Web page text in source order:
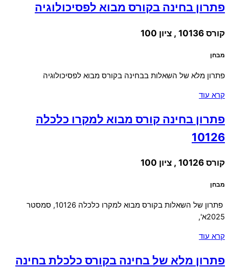
פתרון בחינה בקורס מבוא לפסיכולוגיה
קורס 10136 , ציון 100
מבחן
פתרון מלא של השאלות בבחינה בקורס מבוא לפסיכולוגיה
קרא עוד
פתרון בחינה קורס מבוא למקרו כלכלה
10126
קורס 10126 , ציון 100
מבחן
פתרון של השאלות בקורס מבוא למקרו כלכלה 10126, סמסטר
2025א',
קרא עוד
פתרון מלא של בחינה בקורס כלכלת בחינה